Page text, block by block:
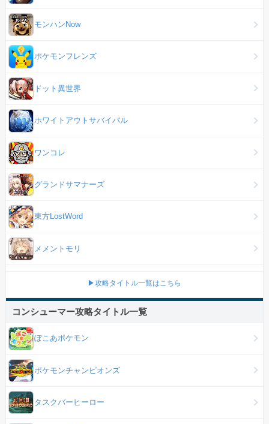
モンハンNow
ポケモンフレンズ
ドット異世界
ホワイトアウトサバイバル
ワンコレ
グランドサマナーズ
東方LostWord
メメントモリ
▶攻略タイトル一覧はこちら
コンシューマー攻略タイトル一覧
ぽこあポケモン
ポケモンチャンピオンズ
タスクバーヒーロー